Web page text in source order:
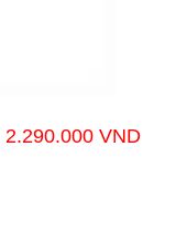
2.290.000 VND